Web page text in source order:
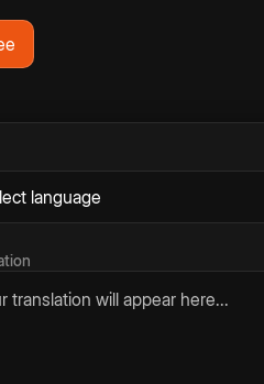
translation will appear here...